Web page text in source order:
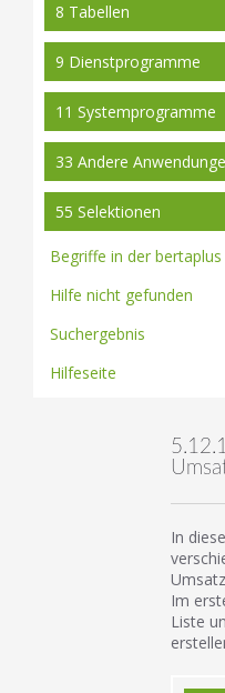
8 Tabellen
9 Dienstprogramme
11 Systemprogramme
33 Andere
55 Selektionen
Begriffe in der bertaplus
Hilfe nicht gefunden
Suchergebnis
Hilfeseite
In
Im
Liste